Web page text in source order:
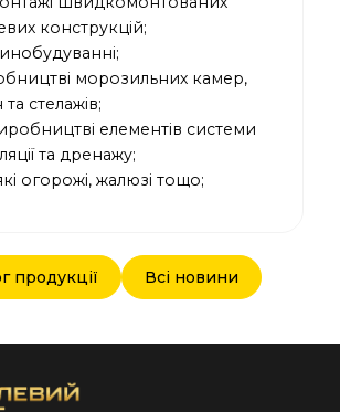
конструкцій;
морозильних камер,
та стелажів;
елементів системи
та дренажу;
огорожі, жалюзі тощо;
продукції Всі новини